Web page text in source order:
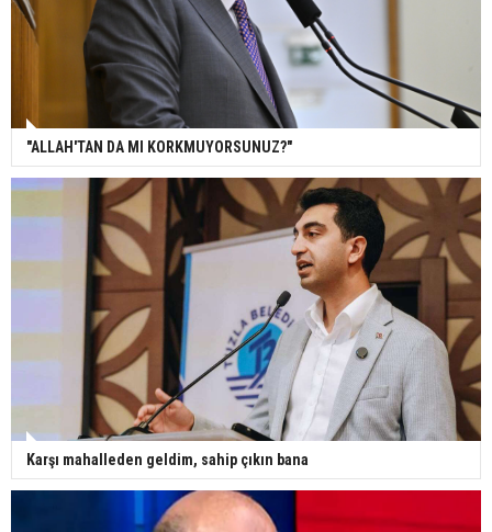
"ALLAH'TAN DA MI KORKMUYORSUNUZ?"
Karşı mahalleden geldim, sahip çıkın bana